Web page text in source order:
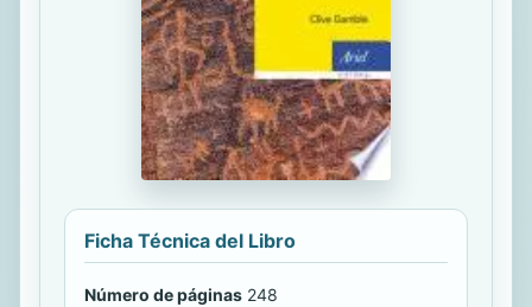
Ficha Técnica del Libro
Número de páginas 248